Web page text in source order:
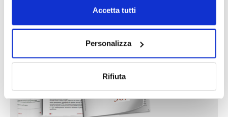
Accetta tutti
Personalizza
Rifiuta